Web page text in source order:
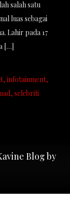
salah satu
luas sebagai
Lahir pada 17
[…]
infotainment
selebriti
Blog by